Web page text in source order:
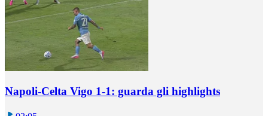
Napoli-Celta Vigo 1-1: guarda gli highlights